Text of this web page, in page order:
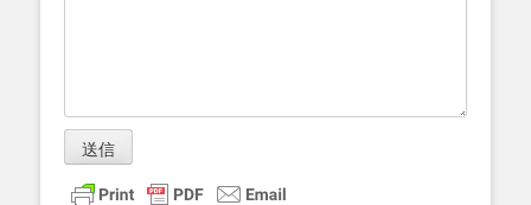
送信